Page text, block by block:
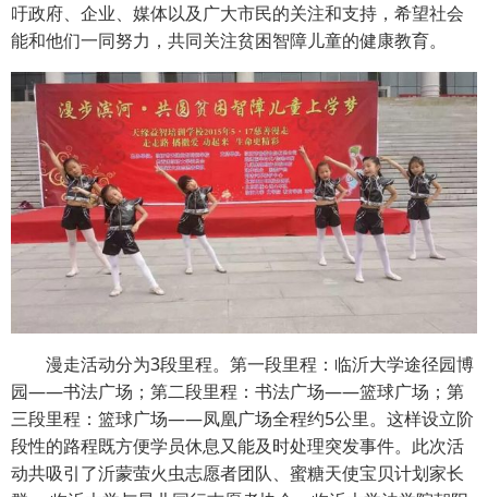
吁政府、企业、媒体以及广大市民的关注和支持，希望社会
能和他们一同努力，共同关注贫困智障儿童的健康教育。
漫走活动分为3段里程。第一段里程：临沂大学途径园博
园——书法广场；第二段里程：书法广场——篮球广场；第
三段里程：篮球广场——凤凰广场全程约5公里。这样设立阶
段性的路程既方便学员休息又能及时处理突发事件。此次活
动共吸引了沂蒙萤火虫志愿者团队、蜜糖天使宝贝计划家长